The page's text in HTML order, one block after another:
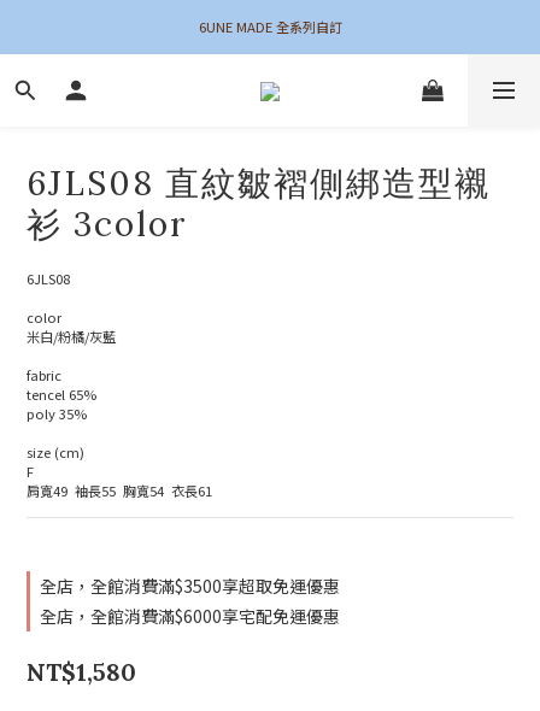
夏末新品 最後機會！
6UNE MADE 全系列自訂
加入會員領$50購物金
6JLS08 直紋皺褶側綁造型襯
衫 3color
6JLS08
color
米白/粉橘/灰藍
fabric
tencel 65%
poly 35%
size (cm)
F
肩寬49  袖長55  胸寬54  衣長61
全店，全館消費滿$3500享超取免運優惠
全店，全館消費滿$6000享宅配免運優惠
NT$1,580